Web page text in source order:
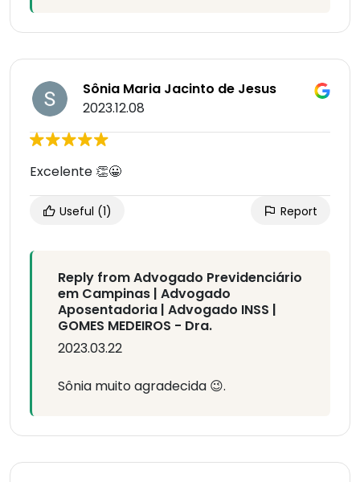
Sônia Maria Jacinto de Jesus
2023.12.08
Excelente 👏😀
Useful (1) Report
Reply from Advogado Previdenciário
em Campinas | Advogado
Aposentadoria | Advogado INSS |
GOMES MEDEIROS - Dra.
2023.03.22
Sônia muito agradecida 😉.